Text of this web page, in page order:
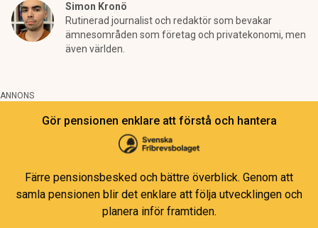
Simon Kronö
Rutinerad journalist och redaktör som bevakar
ämnesområden som företag och privatekonomi, men
även världen.
ANNONS
Gör pensionen enklare att förstå och hantera
Färre pensionsbesked och bättre överblick. Genom att
samla pensionen blir det enklare att följa utvecklingen och
planera inför framtiden.